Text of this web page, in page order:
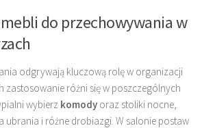
do przechowywania w
odgrywają kluczową rolę w organizacji
zastosowanie różni się w poszczególnych
wybierz komody oraz stoliki nocne,
ubrania i różne drobiazgi. W salonie postaw